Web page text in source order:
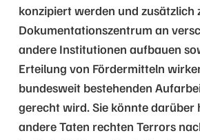
konzipiert werden und zusätzlich
Dokumentationszentrum an
andere Institutionen aufbauen
Erteilung von Fördermitteln
bundesweit bestehenden
gerecht wird. Sie könnte darüber
andere Taten rechten Terrors